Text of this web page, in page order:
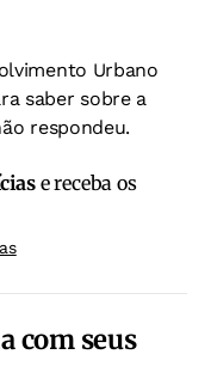
Urbano
saber sobre a
respondeu.
e receba os
com seus